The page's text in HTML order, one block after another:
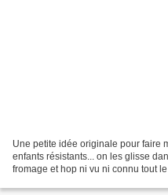
Une petite idée originale pour faire
enfants résistants... on les glisse
fromage et hop ni vu ni connu tout